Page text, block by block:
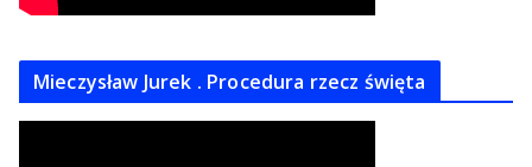
Mieczysław Jurek . Procedura rzecz święta